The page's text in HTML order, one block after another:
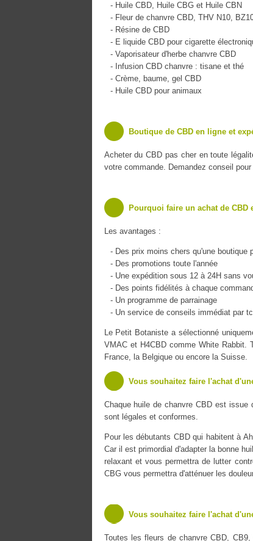
- Huile CBD, Huile CBG et Huile CBN
- Fleur de chanvre CBD, THV N10,
- Résine de CBD
- E liquide CBD pour cigarette
- Vaporisateur d'herbe chanvre CBD
- Infusion CBD chanvre : tisane et thé
- Crème, baume, gel CBD
- Huile CBD pour animaux
Boutique de CBD en ligne et
Acheter du CBD pas cher en toute
votre commande. Demandez conseil
Pourquoi faire un achat de CBD
Les avantages :
- Des prix moins chers qu'une boutique
- Des promotions toute l'année
- Une expédition sous 12 à 24H sans
- Des points fidélités à chaque
- Un programme de parrainage
- Un service de conseils immédiat par
Le Petit Botaniste a sélectionné
VMAC et H4CBD comme White Rabbit.
France, la Belgique ou encore la Suisse.
Vous souhaitez faire l'achat
Chaque huile de chanvre CBD est
sont légales et conformes.
Pour les débutants CBD qui habitent à
Car il est primordial d'adapter la bonne
relaxant et vous permettra de lutter
CBG vous permettra d'atténuer les
Vous souhaitez faire l'achat
Toutes les fleurs de chanvre CBD,